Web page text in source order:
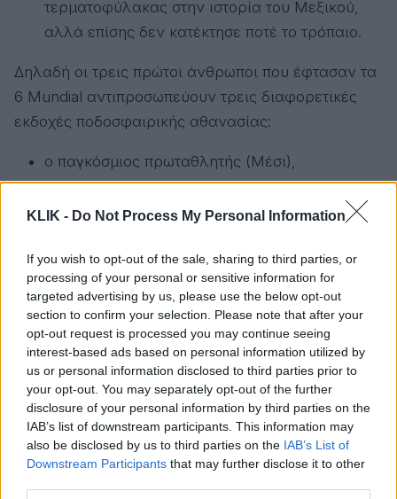
KLIK - Do Not Process My Personal Information
If you wish to opt-out of the sale, sharing to third parties, or
processing of your personal or sensitive information for
targeted advertising by us, please use the below opt-out
section to confirm your selection. Please note that after your
opt-out request is processed you may continue seeing
interest-based ads based on personal information utilized by
us or personal information disclosed to third parties prior to
your opt-out. You may separately opt-out of the further
disclosure of your personal information by third parties on the
IAB’s list of downstream participants. This information may
also be disclosed by us to third parties on the IAB’s List of
Downstream Participants that may further disclose it to other
τερματοφύλακας στην ιστορία του Μεξικού,
αλλά επίσης δεν κατέκτησε ποτέ το τρόπαιο.
Δηλαδή οι τρεις πρώτοι άνθρωποι που έφτασαν τα
6 Mundial αντιπροσωπεύουν τρεις διαφορετικές
εκδοχές ποδοσφαιρικής αθανασίας:
ο παγκόσμιος πρωταθλητής (Μέσι),
(Ρονάλντο),
διοργανώσεων (Οτσόα).
Από το Mundial του 2006 μέχρι το Mundial του
2026 μεσολαβούν20 ολόκληρα χρόνια.Όταν οι
Μέσι και Ρονάλντο έπαιζαν το πρώτο τους
Παγκόσμιο Κύπελλο, ο Λαμίν Γιαμάλ δεν είχε
ακόμη γεννηθεί.Αυτό δείχνει καλύτερα από
οτιδήποτε άλλο το πόσο ασυνήθιστη είναι η
διάρκεια της καριέρας τους.